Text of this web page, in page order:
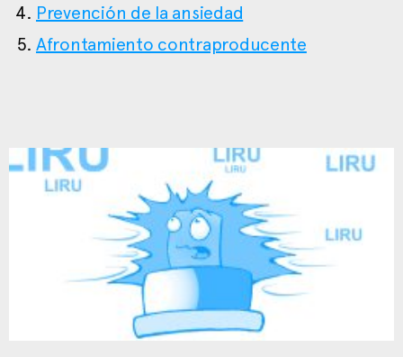
Prevención de la ansiedad
Afrontamiento contraproducente